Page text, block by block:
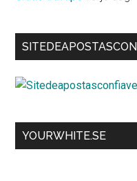
YOURWHITE.SE